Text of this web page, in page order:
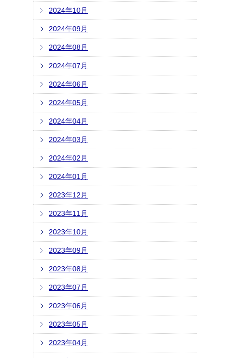
2024年10月
2024年09月
2024年08月
2024年07月
2024年06月
2024年05月
2024年04月
2024年03月
2024年02月
2024年01月
2023年12月
2023年11月
2023年10月
2023年09月
2023年08月
2023年07月
2023年06月
2023年05月
2023年04月